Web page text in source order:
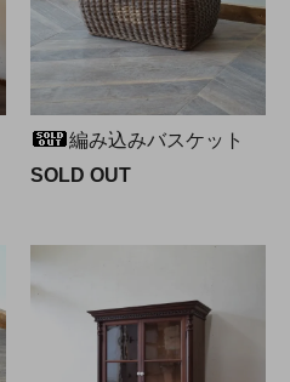
編み込みバスケット
SOLD OUT